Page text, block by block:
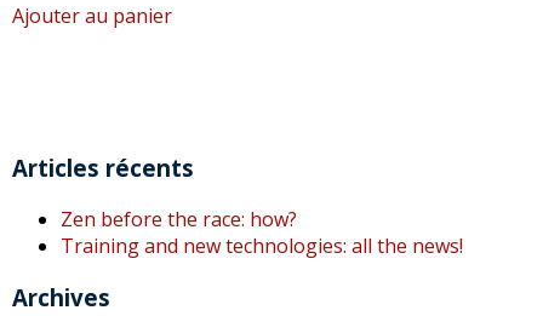
Ajouter au panier
Articles récents
Zen before the race: how?
Training and new technologies: all the news!
Archives